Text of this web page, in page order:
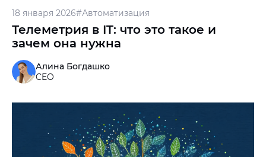
18 января 2026#Автоматизация
Телеметрия в IT: что это такое и
зачем она нужна
Алина Богдашко
CEO